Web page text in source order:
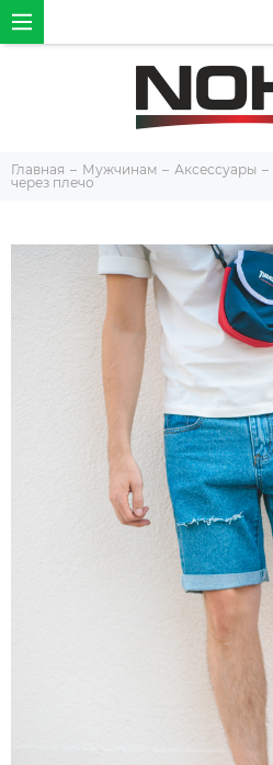
Главная Мужчинам Аксессуары
через плечо